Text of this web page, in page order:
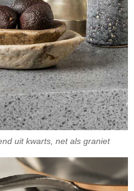
uit kwarts, net als graniet